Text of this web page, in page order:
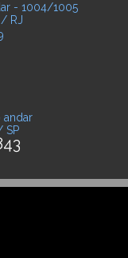
- 1004/1005
RJ
andar
SP